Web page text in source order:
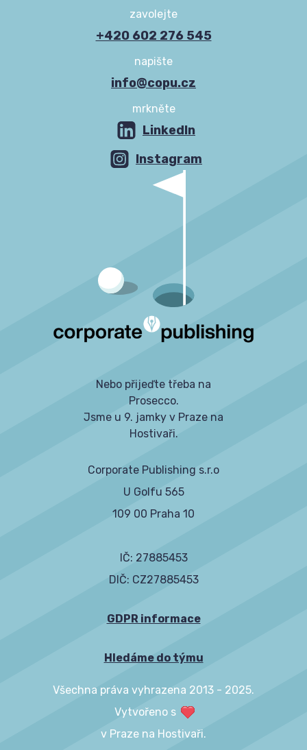
zavolejte
+420 602 276 545
napište
info@copu.cz
mrkněte
LinkedIn
Instagram
Nebo přijeďte třeba na
Prosecco.
Jsme u 9. jamky v Praze na
Hostivaři.
Corporate Publishing s.r.o
U Golfu 565
109 00 Praha 10
IČ: 27885453
DIČ: CZ27885453
GDPR informace
Hledáme do týmu
Všechna práva vyhrazena 2013 - 2025.
Vytvořeno s
v Praze na Hostivaři.